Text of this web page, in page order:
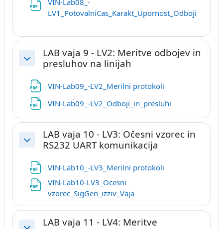
VIN-Lab08_-
LV1_PotovalniCas_Karakt_Upornost_Odboji
Skrči
LAB vaja 9 - LV2: Meritve odbojev in
presluhov na linijah
VIN-Lab09_-LV2_Merilni protokoli
VIN-Lab09_-LV2_Odboji_in_presluhi
Skrči
LAB vaja 10 - LV3: Očesni vzorec in
RS232 UART komunikacija
VIN-Lab10_-LV3_Merilni protokoli
VIN-Lab10-LV3_Ocesni
vzorec_SigGen_izziv_Vaja
LAB vaja 11 - LV4: Meritve